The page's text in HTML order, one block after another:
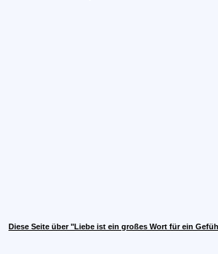
Diese Seite über "Liebe ist ein großes Wort für ein